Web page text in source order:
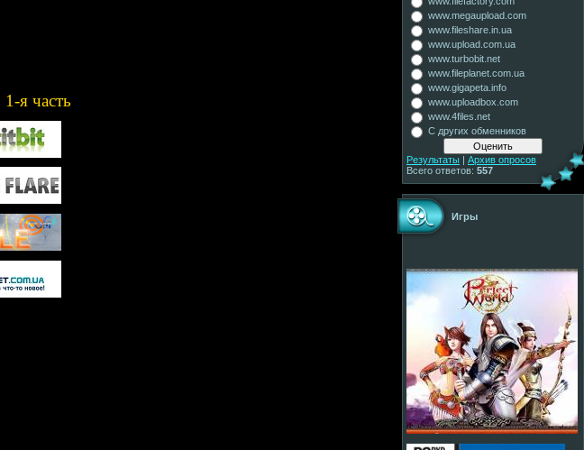
1-я часть
www.megaupload.com
www.fileshare.in.ua
www.upload.com.ua
www.turbobit.net
www.fileplanet.com.ua
www.gigapeta.info
www.uploadbox.com
www.4files.net
С других обменников
Результаты | Архив опросов
Всего ответов: 557
Игры